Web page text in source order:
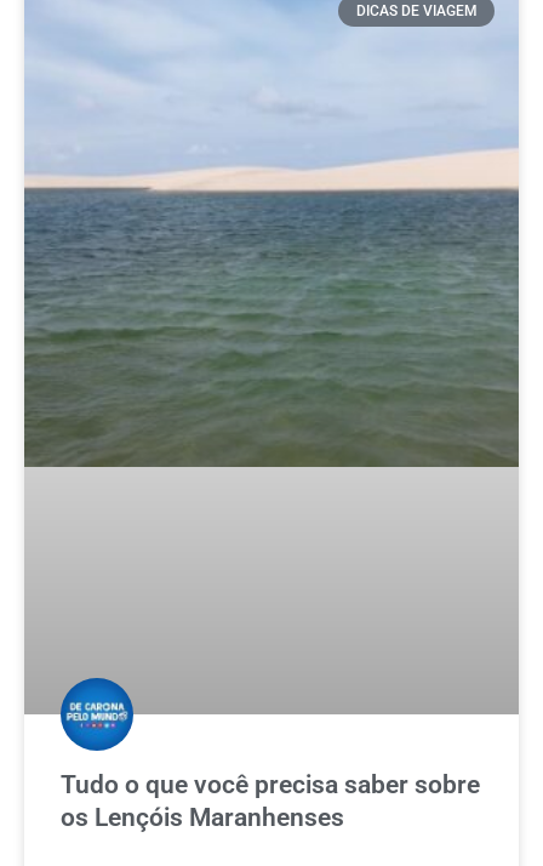
DICAS DE VIAGEM
Tudo o que você precisa saber sobre
os Lençóis Maranhenses